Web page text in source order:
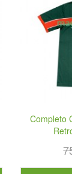
Completo